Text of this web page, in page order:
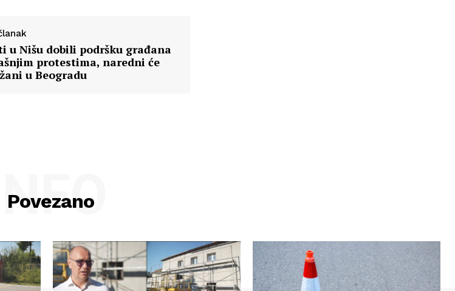
u Nišu dobili podršku građana
protestima, naredni će
u Beogradu
Povezano
INFO